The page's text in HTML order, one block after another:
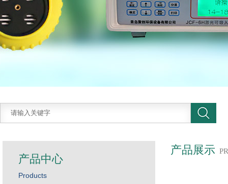
产品展示
产品中心
Products